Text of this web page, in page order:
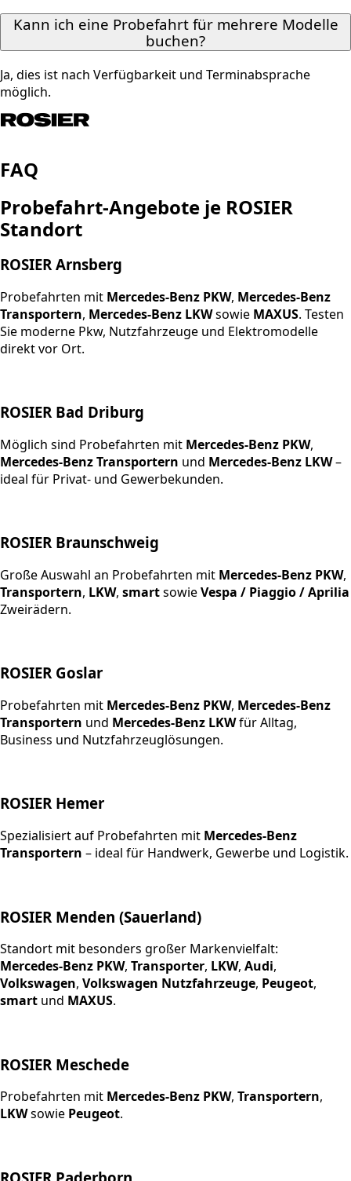
Kann ich eine Probefahrt für mehrere Modelle
buchen?
Ja, dies ist nach Verfügbarkeit und Terminabsprache
möglich.
FAQ
Probefahrt-Angebote je ROSIER
Standort
ROSIER Arnsberg
Probefahrten mit Mercedes-Benz PKW, Mercedes-Benz
Transportern, Mercedes-Benz LKWsowie MAXUS. Testen
Sie moderne Pkw, Nutzfahrzeuge und Elektromodelle
direkt vor Ort.
ROSIER Bad Driburg
Möglich sind Probefahrten mit Mercedes-Benz PKW,
Mercedes-Benz Transportern und Mercedes-Benz LKW–
ideal für Privat- und Gewerbekunden.
ROSIER Braunschweig
Große Auswahl an Probefahrten mit Mercedes-Benz PKW,
Transportern, LKW, smartsowieVespa / Piaggio / Aprilia
Zweirädern.
ROSIER Goslar
Probefahrten mit Mercedes-Benz PKW, Mercedes-Benz
Transportern und Mercedes-Benz LKWfür Alltag,
Business und Nutzfahrzeuglösungen.
ROSIER Hemer
Spezialisiert auf Probefahrten mit Mercedes-Benz
Transportern – ideal für Handwerk, Gewerbe und Logistik.
ROSIER Menden (Sauerland)
Standort mit besonders großer Markenvielfalt:
Mercedes-Benz PKW, Transporter, LKW, Audi,
Volkswagen, Volkswagen Nutzfahrzeuge, Peugeot,
smart und MAXUS.
ROSIER Meschede
Probefahrten mit Mercedes-Benz PKW, Transportern,
LKWsowie Peugeot.